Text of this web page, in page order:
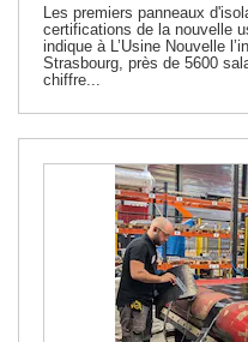
Les premiers panneaux
certifications de la nouvelle
indique à L’Usine Nouvelle
Strasbourg, près de 5600
chiffre...